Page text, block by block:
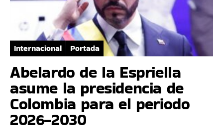
Internacional Portada
Abelardo de la Espriella
asume la presidencia de
Colombia para el periodo
2026-2030